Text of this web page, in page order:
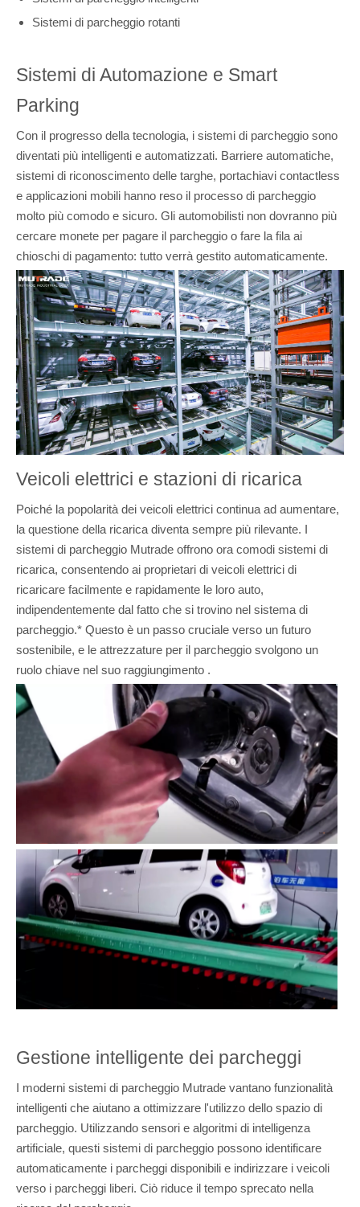
Sistemi di parcheggio rotanti
Sistemi di Automazione e Smart
Parking
Con il progresso della tecnologia, i sistemi di parcheggio sono
diventati più intelligenti e automatizzati. Barriere automatiche,
sistemi di riconoscimento delle targhe, portachiavi contactless
e applicazioni mobili hanno reso il processo di parcheggio
molto più comodo e sicuro. Gli automobilisti non dovranno più
cercare monete per pagare il parcheggio o fare la fila ai
chioschi di pagamento: tutto verrà gestito automaticamente.
Veicoli elettrici e stazioni di ricarica
Poiché la popolarità dei veicoli elettrici continua ad aumentare,
la questione della ricarica diventa sempre più rilevante. I
sistemi di parcheggio Mutrade offrono ora comodi sistemi di
ricarica, consentendo ai proprietari di veicoli elettrici di
ricaricare facilmente e rapidamente le loro auto,
indipendentemente dal fatto che si trovino nel sistema di
parcheggio.* Questo è un passo cruciale verso un futuro
sostenibile, e le attrezzature per il parcheggio svolgono un
ruolo chiave nel suo raggiungimento .
Gestione intelligente dei parcheggi
I moderni sistemi di parcheggio Mutrade vantano funzionalità
intelligenti che aiutano a ottimizzare l'utilizzo dello spazio di
parcheggio. Utilizzando sensori e algoritmi di intelligenza
artificiale, questi sistemi di parcheggio possono identificare
automaticamente i parcheggi disponibili e indirizzare i veicoli
verso i parcheggi liberi. Ciò riduce il tempo sprecato nella